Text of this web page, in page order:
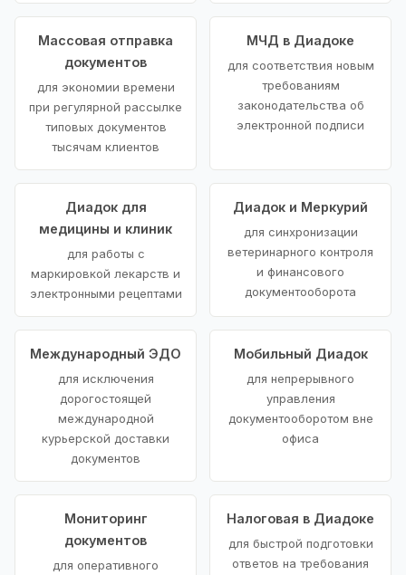
Массовая отправка
документов
для экономии времени
при регулярной рассылке
типовых документов
тысячам клиентов
МЧД в Диадоке
для соответствия новым
требованиям
законодательства об
электронной подписи
Диадок для
медицины и клиник
для работы с
маркировкой лекарств и
электронными рецептами
Диадок и Меркурий
для синхронизации
ветеринарного контроля
и финансового
документооборота
Международный ЭДО
для исключения
дорогостоящей
международной
курьерской доставки
документов
Мобильный Диадок
для непрерывного
управления
документооборотом вне
офиса
Мониторинг
документов
для оперативного
Налоговая в Диадоке
для быстрой подготовки
ответов на требования